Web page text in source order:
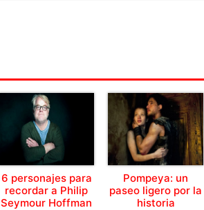
6 personajes para
recordar a Philip
Seymour Hoffman
Pompeya: un
paseo ligero por la
historia